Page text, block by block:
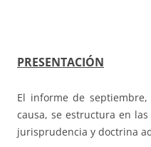
PRESENTACIÓN
El informe de
causa, se estructura en
jurisprudencia y doctrina